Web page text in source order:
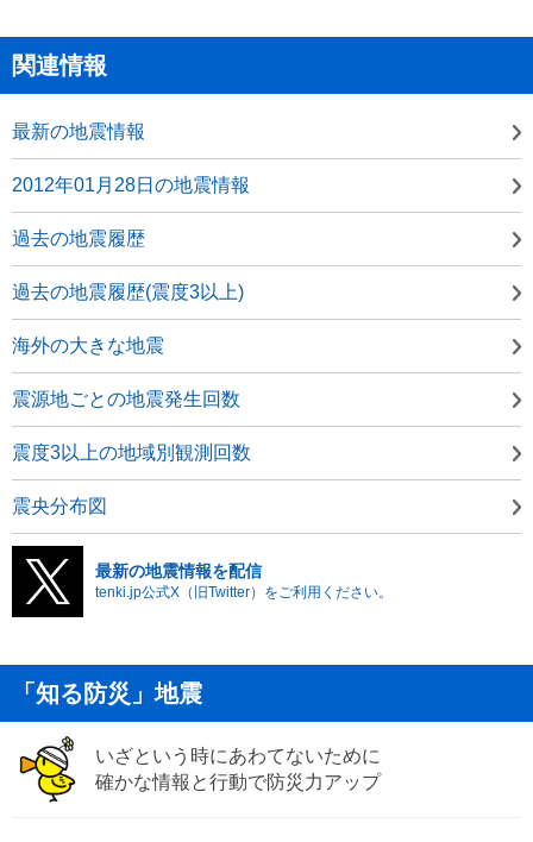
関連情報
最新の地震情報
2012年01月28日の地震情報
過去の地震履歴
過去の地震履歴(震度3以上)
海外の大きな地震
震源地ごとの地震発生回数
震度3以上の地域別観測回数
震央分布図
最新の地震情報を配信
tenki.jp公式X（旧Twitter）をご利用ください。
「知る防災」地震
いざという時にあわてないために
確かな情報と行動で防災力アップ